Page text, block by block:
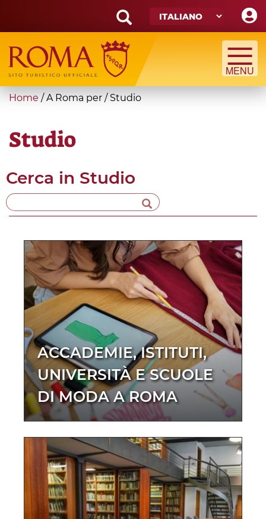
main
content
Search
form
Cerca
You
here
Home / A Roma per /Studio
Studio
Cerca in Studio
ACCADEMIE, ISTITUTI,
UNIVERSITÀ E SCUOLE
DI MODA A ROMA